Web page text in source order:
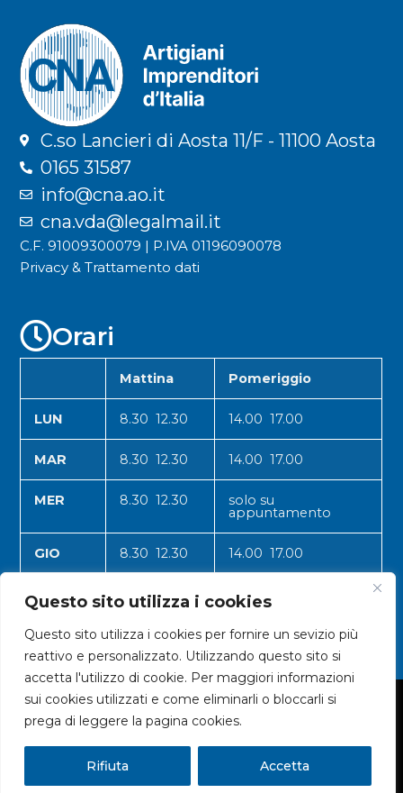
Questo sito utilizza i cookies
Questo sito utilizza i cookies per fornire un sevizio più
reattivo e personalizzato. Utilizzando questo sito si
accetta l'utilizzo di cookie. Per maggiori informazioni
sui cookies utilizzati e come eliminarli o bloccarli si
prega di leggere la pagina cookies.
Rifiuta Accetta
C.so Lancieri di Aosta 11/F - 11100 Aosta
0165 31587
info@cna.ao.it
cna.vda@legalmail.it
C.F. 91009300079 | P.IVA 01196090078
Privacy & Trattamento dati
Orari
Mattina Pomeriggio
LUN 8.30 12.30 14.00 17.00
MAR 8.30 12.30 14.00 17.00
MER 8.30 12.30 solo su
appuntamento
GIO 8.30 12.30 14.00 17.00
VEN 8.30 12.30 14.00 17.00